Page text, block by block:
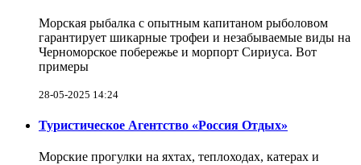
Морская рыбалка с опытным капитаном рыболовом
гарантирует шикарные трофеи и незабываемые виды на
Черноморское побережье и морпорт Сириуса. Вот
примеры
28-05-2025 14:24
Туристическое Агентство «Россия Отдых»
Морские прогулки на яхтах, теплоходах, катерах и